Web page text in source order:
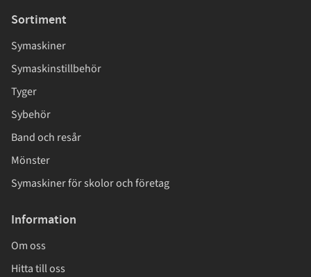
Sortiment
Symaskiner
Symaskinstillbehör
Tyger
Sybehör
Band och resår
Mönster
Symaskiner för skolor och företag
Information
Om oss
Hitta till oss